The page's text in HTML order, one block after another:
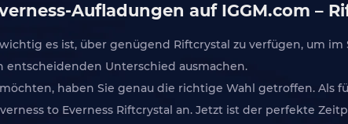
Aufladungen auf IGGM.com –
es ist, über genügend Riftcrystal zu verfügen, um im
entscheidenden Unterschied ausmachen.
haben Sie genau die richtige Wahl getroffen.
to Everness Riftcrystal an. Jetzt ist der perfekte